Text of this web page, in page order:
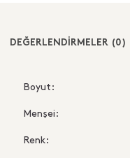
DEĞERLENDİRMELER (0)
Boyut:
Menşei:
Renk: